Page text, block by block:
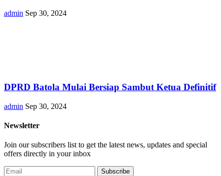
admin Sep 30, 2024
DPRD Batola Mulai Bersiap Sambut Ketua Definitif
admin Sep 30, 2024
Newsletter
Join our subscribers list to get the latest news, updates and special
offers directly in your inbox
Subscribe